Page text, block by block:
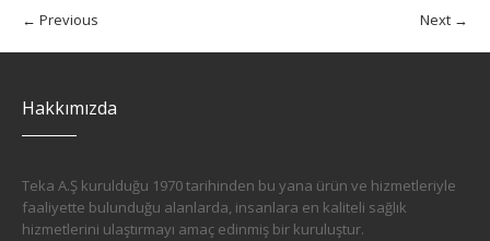
← Previous Next →
Hakkımızda
Teka A.Ş kurulduğu 1970 tarihinden bu yana ürün ve hizmetleriyle
faaliyette bulunduğu alanlarda, insanlara en kaliteli sağlık
hizmetlerini ulaştırmayı amaç edinmiş bir kuruluştur.